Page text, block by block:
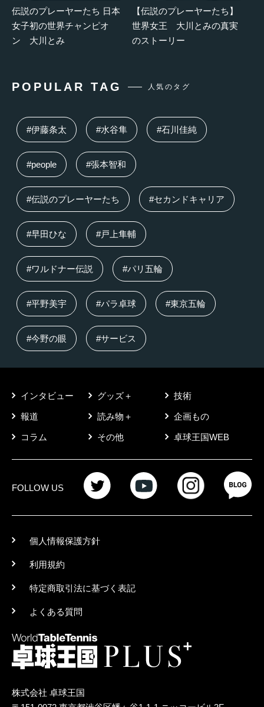
伝説のプレーヤーたち 日本
女子初の世界チャンピオ
ン 大川とみ
【伝説のプレーヤーたち】
世界女王 大川とみの真実
のストーリー
POPULAR TAG 人気のタグ
#伊藤条太 #水谷隼 #石川佳純
#people #張本智和
#伝説のプレーヤーたち #セカンドキャリア
#早田ひな #戸上隼輔
#ワルドナー伝説 #パリ五輪
#平野美宇 #パラ卓球 #東京五輪
#今野の眼 #サービス
インタビュー グッズ＋ 技術
報道 読み物＋ 企画もの
コラム その他 卓球王国WEB
FOLLOW US
個人情報保護方針
利用規約
特定商取引法に基づく表記
よくある質問
株式会社 卓球王国